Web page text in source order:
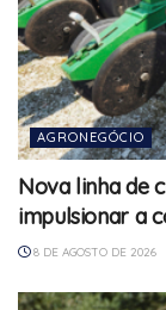
AGRONEGÓCIO
Nova linha de
impulsionar a
8 DE AGOSTO DE 2026